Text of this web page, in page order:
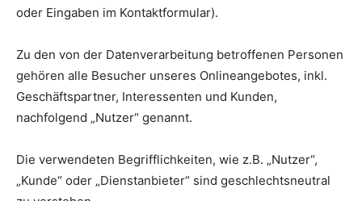
oder Eingaben im Kontaktformular).
Zu den von der Datenverarbeitung betroffenen Personen
gehören alle Besucher unseres Onlineangebotes, inkl.
Geschäftspartner, Interessenten und Kunden,
nachfolgend „Nutzer“ genannt.
Die verwendeten Begrifflichkeiten, wie z.B. „Nutzer“,
„Kunde“ oder „Dienstanbieter“ sind geschlechtsneutral